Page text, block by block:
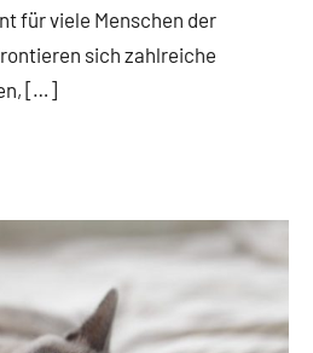
für viele Menschen der
sich zahlreiche
[…]